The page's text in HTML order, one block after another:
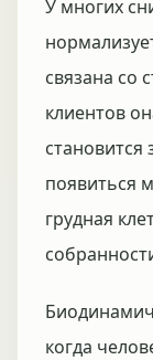
У многих
связана со
клиентов
появиться
грудная
когда